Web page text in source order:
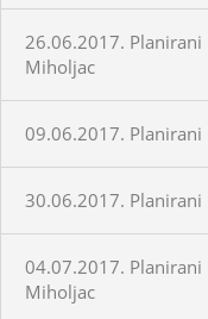
26.06.2017.
Miholjac
09.06.2017.
30.06.2017.
04.07.2017.
Miholjac